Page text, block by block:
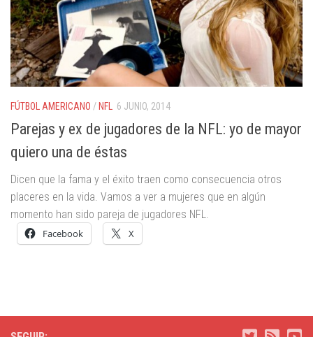
FÚTBOL AMERICANO / NFL 6 JUNIO, 2014
Parejas y ex de jugadores de la NFL: yo de mayor
quiero una de éstas
Dicen que la fama y el éxito traen como consecuencia otros
placeres en la vida. Vamos a ver a mujeres que en algún
momento han sido pareja de jugadores NFL.
Facebook X